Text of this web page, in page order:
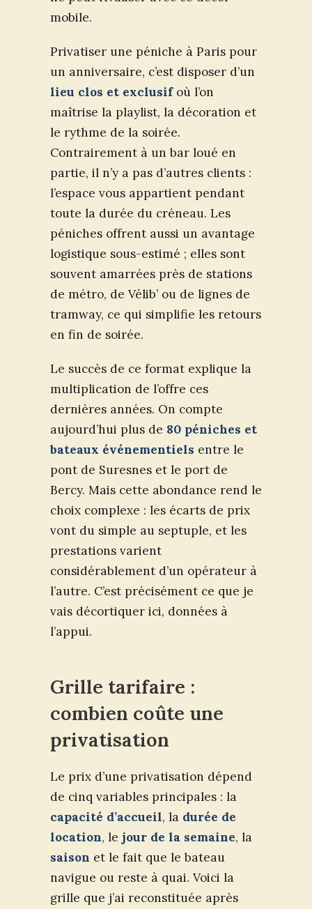
mobile.
Privatiser une péniche à Paris pour
un anniversaire, c’est disposer d’un
lieu clos et exclusifoù l’on
maîtrise la playlist, la décoration et
le rythme de la soirée.
Contrairement à un bar loué en
partie, il n’y a pas d’autres clients :
l’espace vous appartient pendant
toute la durée du créneau. Les
péniches offrent aussi un avantage
logistique sous-estimé ; elles sont
souvent amarrées près de stations
de métro, de Vélib’ ou de lignes de
tramway, ce qui simplifie les retours
en fin de soirée.
Le succès de ce format explique la
multiplication de l’offre ces
dernières années. On compte
aujourd’hui plus de 80 péniches et
bateaux événementiels entre le
pont de Suresnes et le port de
Bercy. Mais cette abondance rend le
choix complexe : les écarts de prix
vont du simple au septuple, et les
prestations varient
considérablement d’un opérateur à
l’autre. C’est précisément ce que je
vais décortiquer ici, données à
l’appui.
Grille tarifaire :
combien coûte une
privatisation
Le prix d’une privatisation dépend
de cinq variables principales : la
capacité d’accueil, la durée de
location, le jour de la semaine, la
saison et le fait que le bateau
navigue ou reste à quai. Voici la
grille que j’ai reconstituée après